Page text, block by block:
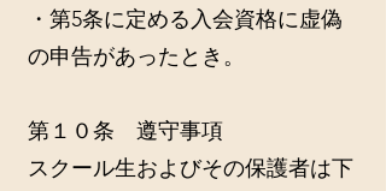
・第5条に定める入会資格に虚偽
の申告があったとき。
第１０条 遵守事項
スクール生およびその保護者は下